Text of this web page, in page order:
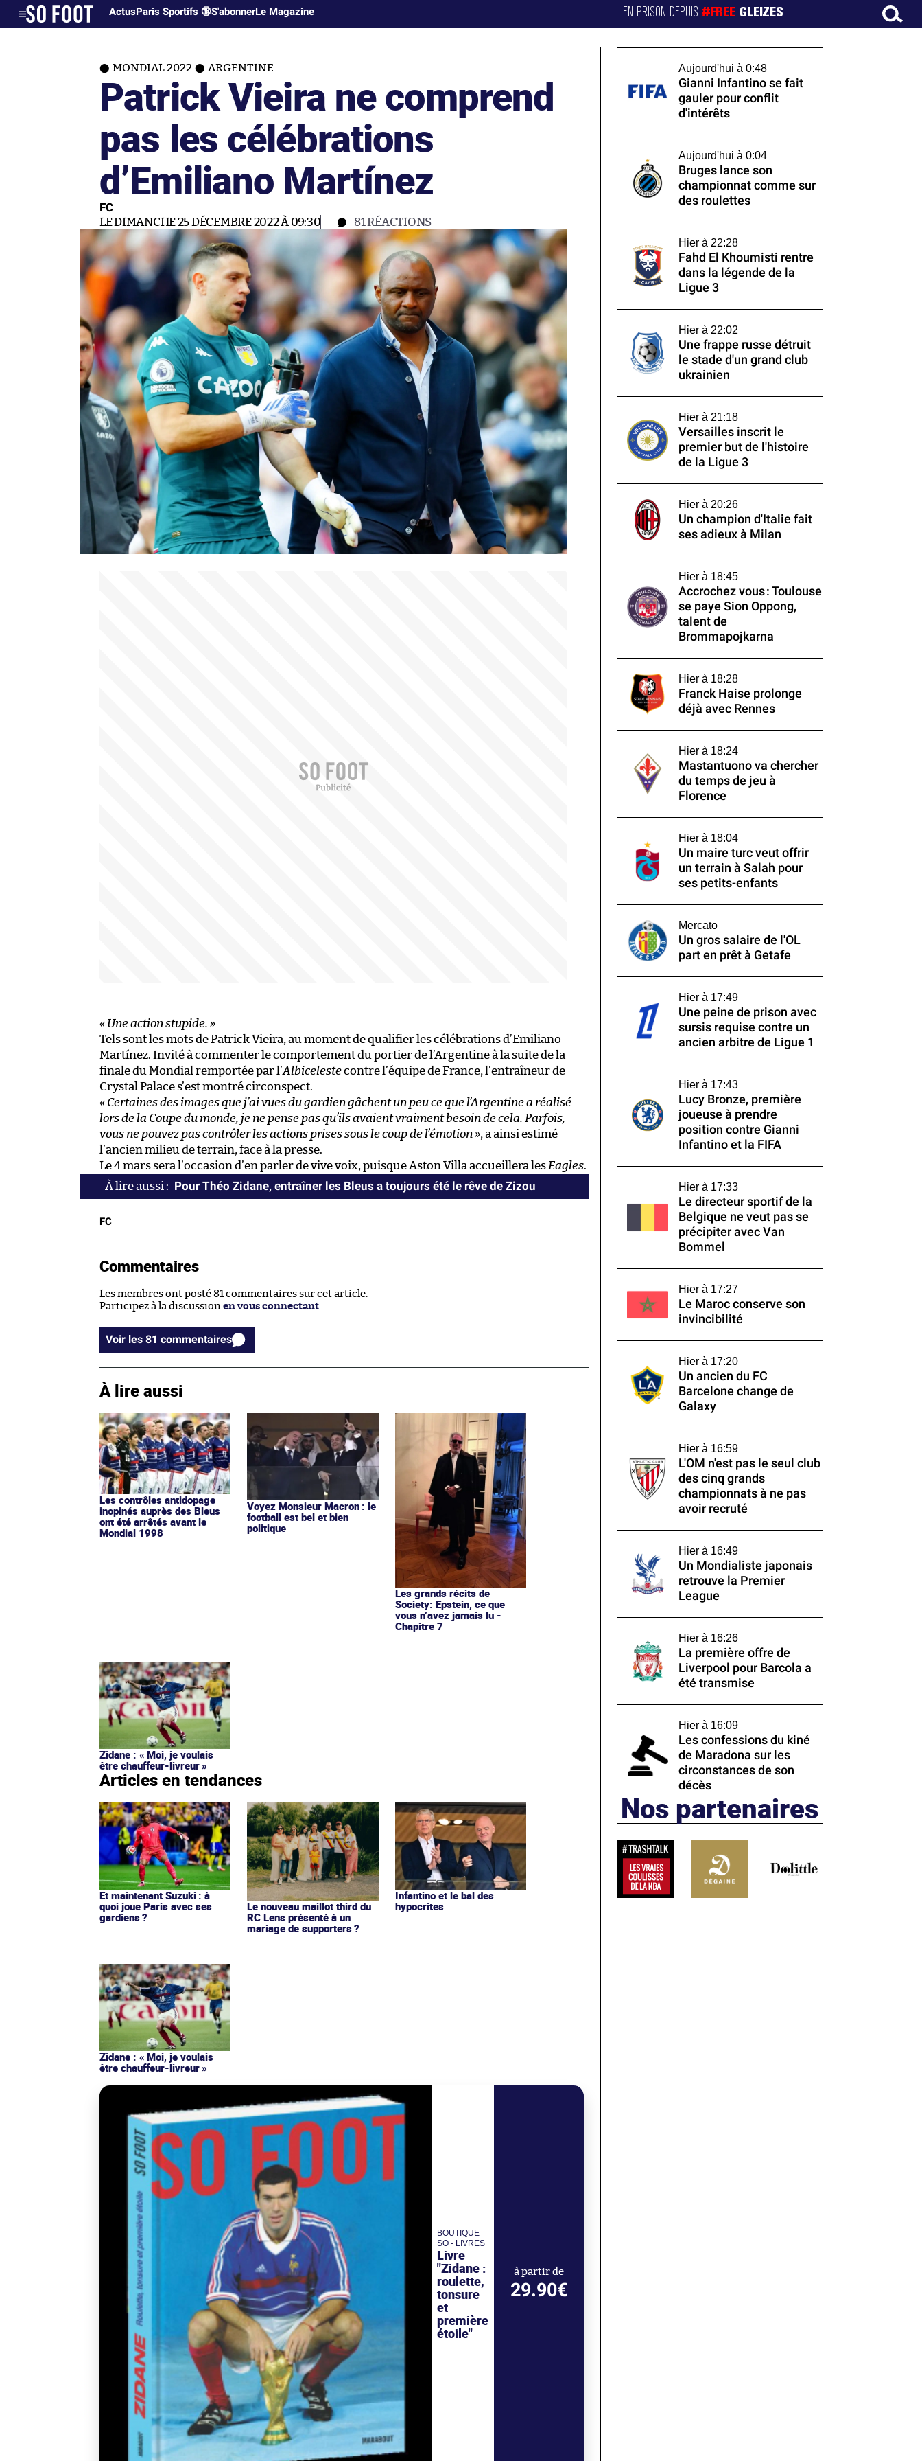
ActusParis Sportifs 🔞S'abonnerLe Magazine EN PRISON DEPUIS#FREE GLEIZES
MONDIAL 2022 ARGENTINE
Patrick Vieira ne comprend
pas les célébrations
d’Emiliano Martínez
FC
LE DIMANCHE 25 DÉCEMBRE 2022 À 09:30 81RÉACTIONS
« Une action stupide. »
Tels sont les mots de Patrick Vieira, au moment de qualifier les célébrations d’Emiliano
Martínez. Invité à commenter le comportement du portier de l’Argentine à la suite de la
finale du Mondial remportée par l’Albicelestecontre l’équipe de France, l’entraîneur de
Crystal Palace s’est montré circonspect.
« Certaines des images que j’ai vues du gardien gâchent un peu ce que l’Argentine a réalisé
lors de la Coupe du monde, je ne pense pas qu’ils avaient vraiment besoin de cela. Parfois,
vous ne pouvez pas contrôler les actions prises sous le coup de l’émotion », a ainsi estimé
l’ancien milieu de terrain, face à la presse.
Le 4 mars sera l’occasion d’en parler de vive voix, puisque Aston Villa accueillera les Eagles.
Pour Théo Zidane, entraîner les Bleus a toujours été le rêve de Zizou
FC
Commentaires
Les membres ont posté 81 commentaires sur cet article.
Participez à la discussion en vous connectant .
Voir les 81 commentaires
À lire aussi
Les contrôles antidopage
inopinés auprès des Bleus
ont été arrêtés avant le
Mondial 1998
Voyez Monsieur Macron : le
football est bel et bien
politique
Les grands récits de
Society: Epstein, ce que
vous n’avez jamais lu -
Chapitre 7
Zidane : « Moi, je voulais
être chauffeur-livreur »
Articles en tendances
Et maintenant Suzuki : à
quoi joue Paris avec ses
gardiens ?
Le nouveau maillot third du
RC Lens présenté à un
mariage de supporters ?
Infantino et le bal des
hypocrites
Zidane : « Moi, je voulais
être chauffeur-livreur »
BOUTIQUE
SO - LIVRES
Livre
"Zidane :
roulette,
tonsure
et
première
étoile"
à partir de
29.90€
Aujourd'hui à 0:48
Gianni Infantino se fait
gauler pour conflit
d'intérêts
Aujourd'hui à 0:04
Bruges lance son
championnat comme sur
des roulettes
Hier à 22:28
Fahd El Khoumisti rentre
dans la légende de la
Ligue 3
Hier à 22:02
Une frappe russe détruit
le stade d'un grand club
ukrainien
Hier à 21:18
Versailles inscrit le
premier but de l'histoire
de la Ligue 3
Hier à 20:26
Un champion d'Italie fait
ses adieux à Milan
Hier à 18:45
Accrochez vous : Toulouse
se paye Sion Oppong,
talent de
Brommapojkarna
Hier à 18:28
Franck Haise prolonge
déjà avec Rennes
Hier à 18:24
Mastantuono va chercher
du temps de jeu à
Florence
Hier à 18:04
Un maire turc veut offrir
un terrain à Salah pour
ses petits-enfants
Mercato
Un gros salaire de l'OL
part en prêt à Getafe
Hier à 17:49
Une peine de prison avec
sursis requise contre un
ancien arbitre de Ligue 1
Hier à 17:43
Lucy Bronze, première
joueuse à prendre
position contre Gianni
Infantino et la FIFA
Hier à 17:33
Le directeur sportif de la
Belgique ne veut pas se
précipiter avec Van
Bommel
Hier à 17:27
Le Maroc conserve son
invincibilité
Hier à 17:20
Un ancien du FC
Barcelone change de
Galaxy
Hier à 16:59
L'OM n'est pas le seul club
des cinq grands
championnats à ne pas
avoir recruté
Hier à 16:49
Un Mondialiste japonais
retrouve la Premier
League
Hier à 16:26
La première offre de
Liverpool pour Barcola a
été transmise
Hier à 16:09
Les confessions du kiné
de Maradona sur les
circonstances de son
décès
Nos partenaires